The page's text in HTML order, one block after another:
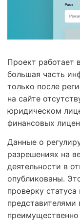
Проект работает
большая часть
только после
на сайте
юридическом
финансовых
Данные о
разрешениях на
деятельности в
опубликованы.
проверку
преимущественно